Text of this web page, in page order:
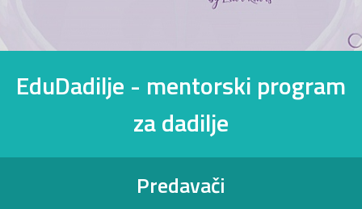
EduDadilje - mentorski program
za dadilje
Predavači